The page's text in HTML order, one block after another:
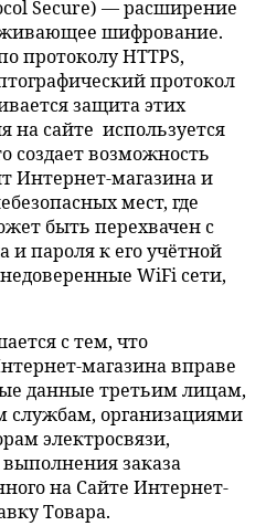
Secure) — расширение
шифрование.
протоколу HTTPS,
протокол
защита этих
сайте используется
создает возможность
Интернет-магазина и
мест, где
быть перехвачен с
и пароля к его учётной
WiFi сети,
с тем, что
магазина вправе
данные третьим лицам,
службам, организациями
электросвязи,
заказа
на Сайте Интернет-
Товара.